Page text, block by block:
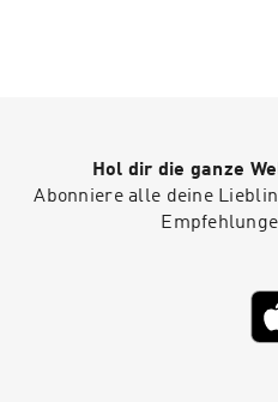
Hol dir die ganze
Abonniere alle deine